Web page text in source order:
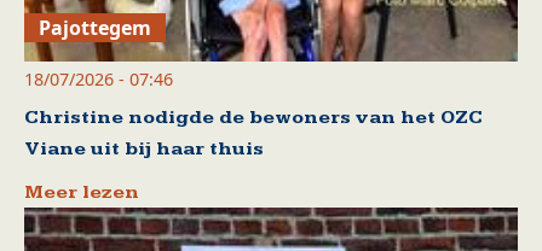
Pajottegem
18/07/2026 - 07:46
Christine nodigde de bewoners van het OZC
Viane uit bij haar thuis
Meer lezen